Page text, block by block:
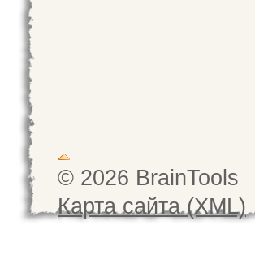
© 2026 BrainTools
Карта сайта (XML)